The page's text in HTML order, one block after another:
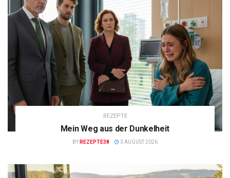
REZEPTE
Mein Weg aus der Dunkelheit
BY REZEPTE38 3 AUGUST 2026